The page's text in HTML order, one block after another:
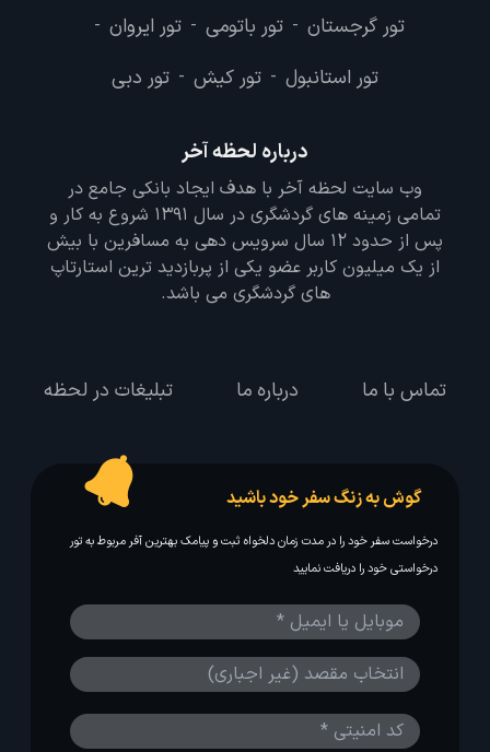
تور گرجستان - تور باتومی - تور ایروان -
تور استانبول - تور کیش - تور دبی
درباره لحظه آخر
وب سایت لحظه آخر با هدف ایجاد بانکی جامع در
تمامی زمینه های گردشگری در سال 1391 شروع به کار و
پس از حدود 12 سال سرویس دهی به مسافرین با بیش
از یک میلیون کاربر عضو یکی از پربازدید ترین استارتاپ
های گردشگری می باشد.
تماس با ما درباره ما تبلیغات در لحظه
گوش به زنگ سفر خود باشید
درخواست سفر خود را در مدت زمان دلخواه ثبت و پیامک بهترین آفر مربوط به تور
درخواستی خود را دریافت نمایید